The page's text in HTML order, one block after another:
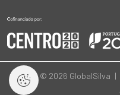
© 2026 GlobalSilva |